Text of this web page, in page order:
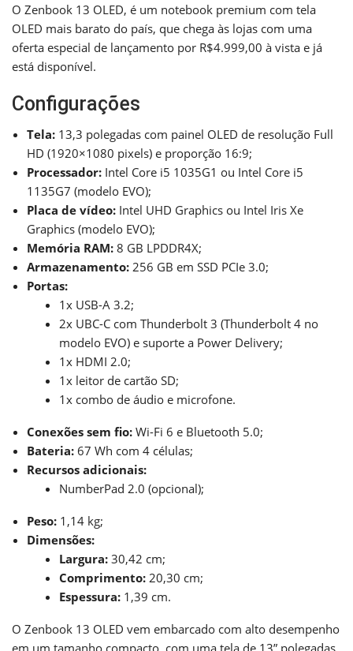
O Zenbook 13 OLED, é um notebook premium com tela
OLED mais barato do país, que chega às lojas com uma
oferta especial de lançamento por R$4.999,00 à vista e já
está disponível.
Configurações
Tela:13,3 polegadas com painel OLED de resolução Full
HD (1920×1080 pixels) e proporção 16:9;
Processador:Intel Core i5 1035G1 ou Intel Core i5
1135G7 (modelo EVO);
Placa de vídeo:Intel UHD Graphics ou Intel Iris Xe
Graphics (modelo EVO);
Memória RAM:8 GB LPDDR4X;
Armazenamento:256 GB em SSD PCIe 3.0;
Portas:
1x USB-A 3.2;
2x UBC-C com Thunderbolt 3 (Thunderbolt 4 no
modelo EVO) e suporte a Power Delivery;
1x HDMI 2.0;
1x leitor de cartão SD;
1x combo de áudio e microfone.
Conexões sem fio:Wi-Fi 6 e Bluetooth 5.0;
Bateria:67 Wh com 4 células;
Recursos adicionais:
NumberPad 2.0 (opcional);
Peso:1,14 kg;
Dimensões:
Largura: 30,42 cm;
Comprimento: 20,30 cm;
Espessura: 1,39 cm.
O Zenbook 13 OLED vem embarcado com alto desempenho
em um tamanho compacto, com uma tela de 13” polegadas